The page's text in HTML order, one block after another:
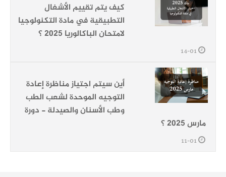
كيف يتم تقييم الأشغال
التطبيقية في مادة التكنولوجيا
لامتحان الباكالوريا 2025 ؟
أين سيتم اجتياز مناظرة إعادة
التوجيه الموحدة لشعب الطب
وطب الأسنان والصيدلة - دورة
مارس 2025 ؟